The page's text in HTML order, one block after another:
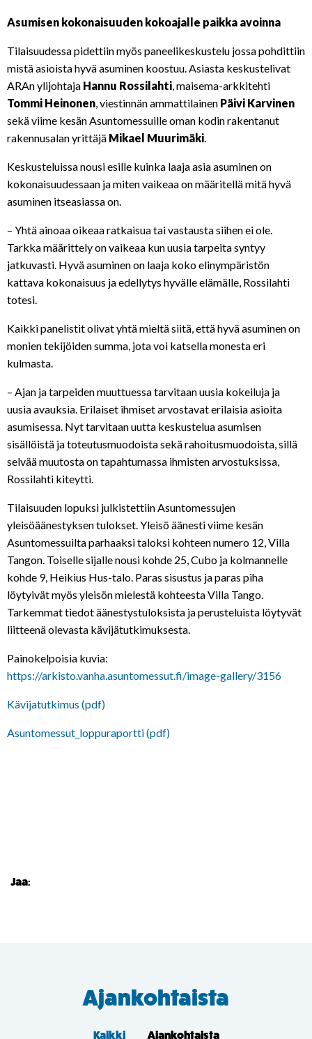
Asumisen kokonaisuuden kokoajalle paikka avoinna
Tilaisuudessa pidettiin myös paneelikeskustelu jossa pohdittiin
mistä asioista hyvä asuminen koostuu. Asiasta keskustelivat
ARAn ylijohtaja Hannu Rossilahti, maisema-arkkitehti
Tommi Heinonen, viestinnän ammattilainen Päivi Karvinen
sekä viime kesän Asuntomessuille oman kodin rakentanut
rakennusalan yrittäjä Mikael Muurimäki.
Keskusteluissa nousi esille kuinka laaja asia asuminen on
kokonaisuudessaan ja miten vaikeaa on määritellä mitä hyvä
asuminen itseasiassa on.
– Yhtä ainoaa oikeaa ratkaisua tai vastausta siihen ei ole.
Tarkka määrittely on vaikeaa kun uusia tarpeita syntyy
jatkuvasti. Hyvä asuminen on laaja koko elinympäristön
kattava kokonaisuus ja edellytys hyvälle elämälle, Rossilahti
totesi.
Kaikki panelistit olivat yhtä mieltä siitä, että hyvä asuminen on
monien tekijöiden summa, jota voi katsella monesta eri
kulmasta.
– Ajan ja tarpeiden muuttuessa tarvitaan uusia kokeiluja ja
uusia avauksia. Erilaiset ihmiset arvostavat erilaisia asioita
asumisessa. Nyt tarvitaan uutta keskustelua asumisen
sisällöistä ja toteutusmuodoista sekä rahoitusmuodoista, sillä
selvää muutosta on tapahtumassa ihmisten arvostuksissa,
Rossilahti kiteytti.
Tilaisuuden lopuksi julkistettiin Asuntomessujen
yleisöäänestyksen tulokset. Yleisö äänesti viime kesän
Asuntomessuilta parhaaksi taloksi kohteen numero 12, Villa
Tangon. Toiselle sijalle nousi kohde 25, Cubo ja kolmannelle
kohde 9, Heikius Hus-talo. Paras sisustus ja paras piha
löytyivät myös yleisön mielestä kohteesta Villa Tango.
Tarkemmat tiedot äänestystuloksista ja perusteluista löytyvät
liitteenä olevasta kävijätutkimuksesta.
Painokelpoisia kuvia:
https://arkisto.vanha.asuntomessut.fi/image-gallery/3156
Kävijatutkimus (pdf)
Asuntomessut_loppuraportti (pdf)
Jaa:
Ajankohtaista
Kaikki Ajankohtaista